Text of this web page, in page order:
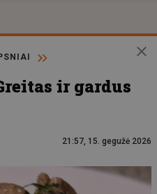
ir gardus
21:57, 15. gegužė 2026